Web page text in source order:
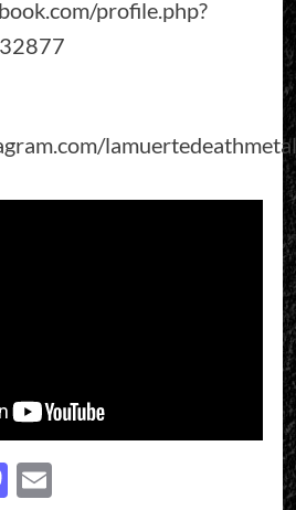
profile.php?
lamuertedeathmetal
Mastodon
Email